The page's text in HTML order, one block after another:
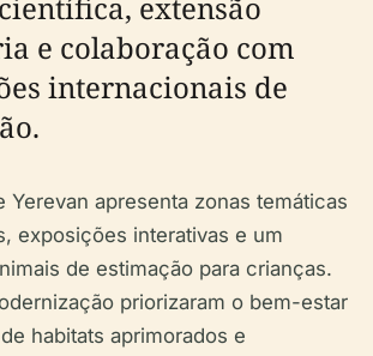
e colaboração com
internacionais de
Yerevan apresenta zonas temáticas
exposições interativas e um
de estimação para crianças.
priorizaram o bem-estar
habitats aprimorados e